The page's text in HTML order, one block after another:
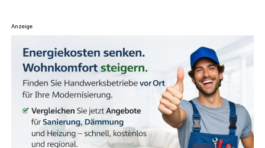
Anzeige